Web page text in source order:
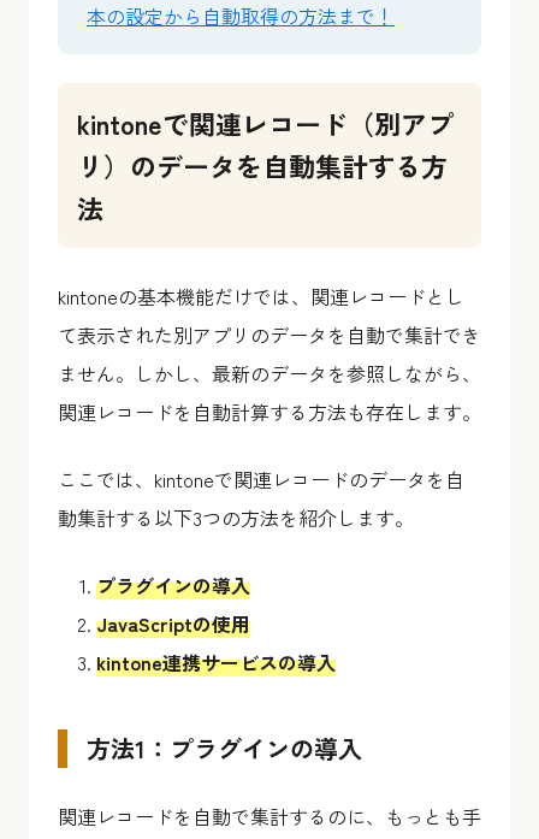
本の設定から自動取得の方法まで！
kintoneで関連レコード（別アプ
リ）のデータを自動集計する方
法
kintoneの基本機能だけでは、関連レコードとし
て表示された別アプリのデータを自動で集計でき
ません。しかし、最新のデータを参照しながら、
関連レコードを自動計算する方法も存在します。
ここでは、kintoneで関連レコードのデータを自
動集計する以下3つの方法を紹介します。
プラグインの導入
JavaScriptの使用
kintone連携サービスの導入
方法1：プラグインの導入
関連レコードを自動で集計するのに、もっとも手